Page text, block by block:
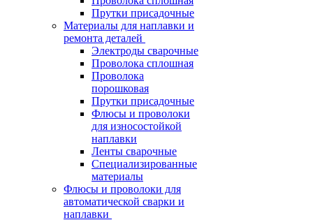
Прутки присадочные
Материалы для наплавки и
ремонта деталей
Электроды сварочные
Проволока сплошная
Проволока
порошковая
Прутки присадочные
Флюсы и проволоки
для износостойкой
наплавки
Ленты сварочные
Специализированные
материалы
Флюсы и проволоки для
автоматической сварки и
наплавки